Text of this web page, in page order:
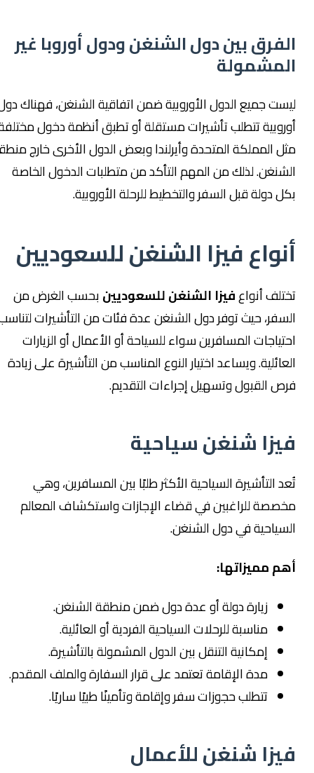
الفرق بين دول الشنغن ودول أوروبا غير
المشمولة
ليست جميع الدول الأوروبية ضمن اتفاقية الشنغن، فهناك دول
أوروبية تتطلب تأشيرات مستقلة أو تطبق أنظمة دخول مختلفة،
مثل المملكة المتحدة وأيرلندا وبعض الدول الأخرى خارج منطقة
الشنغن. لذلك من المهم التأكد من متطلبات الدخول الخاصة
بكل دولة قبل السفر والتخطيط للرحلة الأوروبية.
أنواع فيزا الشنغن للسعوديين
تختلف أنواعفيزا الشنغن للسعوديينبحسب الغرض من
السفر، حيث توفر دول الشنغن عدة فئات من التأشيرات لتناسب
احتياجات المسافرين سواء للسياحة أو الأعمال أو الزيارات
العائلية. ويساعد اختيار النوع المناسب من التأشيرة على زيادة
فرص القبول وتسهيل إجراءات التقديم.
فيزا شنغن سياحية
تُعد التأشيرة السياحية الأكثر طلبًا بين المسافرين، وهي
مخصصة للراغبين في قضاء الإجازات واستكشاف المعالم
السياحية في دول الشنغن.
أهم مميزاتها:
زيارة دولة أو عدة دول ضمن منطقة الشنغن.
مناسبة للرحلات السياحية الفردية أو العائلية.
إمكانية التنقل بين الدول المشمولة بالتأشيرة.
مدة الإقامة تعتمد على قرار السفارة والملف المقدم.
تتطلب حجوزات سفر وإقامة وتأمينًا طبيًا ساريًا.
فيزا شنغن للأعمال